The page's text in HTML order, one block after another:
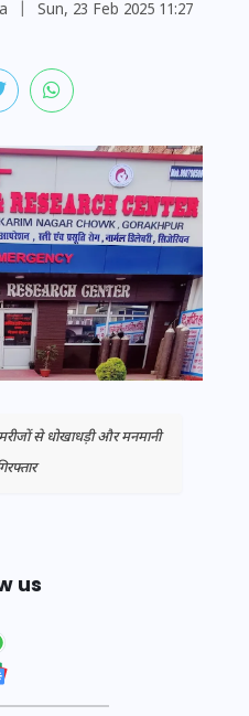
Sun, 23 Feb 2025 11:27
से धोखाधड़ी और मनमानी
us